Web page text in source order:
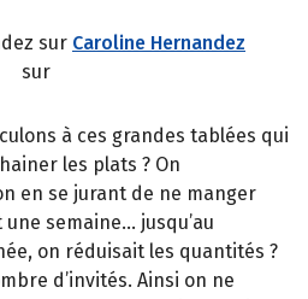
sur Caroline Hernandez
sur
à ces grandes tablées qui
les plats ? On
en se jurant de ne manger
semaine… jusqu’au
on réduisait les quantités ?
d’invités. Ainsi on ne